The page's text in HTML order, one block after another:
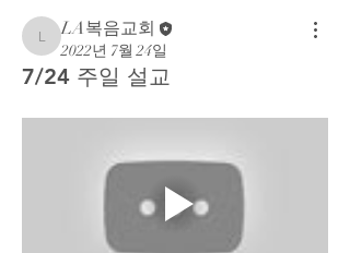
LA복음교회
LA복음교회
2022년 7월 24일
7/24 주일 설교